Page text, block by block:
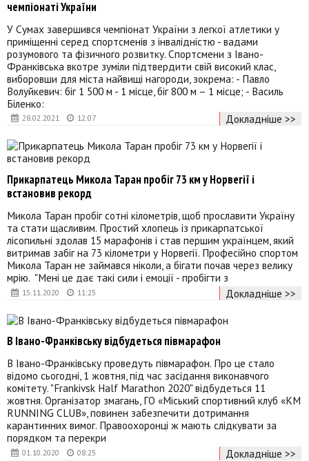
28.02.2021 12:07
чемпіонаті України
У Сумах завершився чемпіонат України з легкої атлетики у
приміщенні серед спортсменів з інвалідністю - вадами
розумового та фізичного розвитку. Спортсмени з Івано-
Франківська вкотре зуміли підтвердити свій високий клас,
виборовши для міста найвищі нагороди, зокрема: - Павло
Волуйкевич: біг 1 500 м - 1 місце, біг 800 м – 1 місце; - Василь
Біленко:
Докладніше >>
15.11.2020 11:25
Прикарпатець Микола Таран пробіг 73 км у Норвегії і
встановив рекорд
Микола Таран пробіг сотні кілометрів, щоб прославити Україну
та стати щасливим. Простий хлопець із прикарпатської
лісопильні здолав 15 марафонів і став першим українцем, який
витримав забіг на 73 кілометри у Норвегії. Професійно спортом
Микола Таран не займався ніколи, а бігати почав через велику
мрію. "Мені це дає такі сили і емоції - пробігти з
Докладніше >>
01.10.2020 08:25
В Івано-Франківську відбудеться півмарафон
В Івано-Франківську проведуть півмарафон. Про це стало
відомо сьогодні, 1 жовтня, під час засідання виконавчого
комітету. "Frankivsk Half Marathon 2020" відбудеться 11
жовтня. Організатор змагань, ГО «Міський спортивний клуб «KM
RUNNING CLUB», повинен забезпечити дотримання
карантинних вимог. Правоохоронці ж мають слідкувати за
порядком та перекри
Докладніше >>